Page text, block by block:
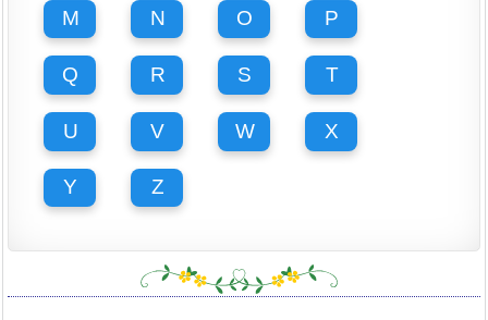
M N O P
Q R S T
U V W X
Y Z